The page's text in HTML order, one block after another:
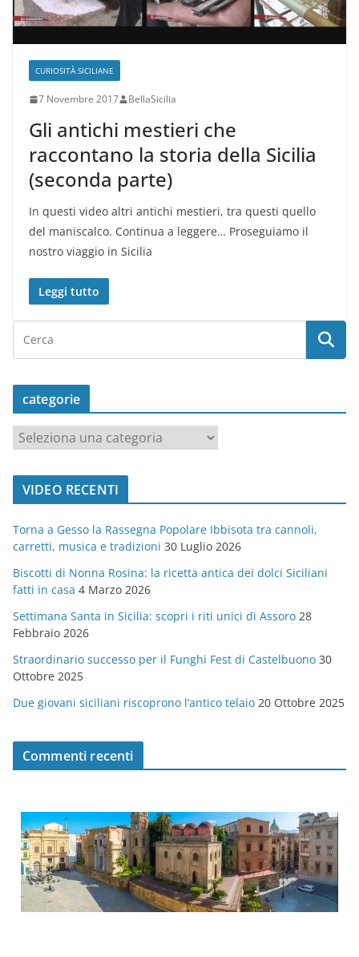
CURIOSITÀ SICILIANE
7 Novembre 2017 BellaSicilia
Gli antichi mestieri che
raccontano la storia della Sicilia
(seconda parte)
In questi video altri antichi mestieri, tra questi quello
del maniscalco. Continua a leggere… Proseguiamo il
nostro viaggio in Sicilia
Leggi tutto
categorie
t
o
r
i
e
VIDEO RECENTI
Torna a Gesso la Rassegna Popolare Ibbisota tra cannoli,
carretti, musica e tradizioni 30 Luglio 2026
Biscotti di Nonna Rosina: la ricetta antica dei dolci Siciliani
fatti in casa 4 Marzo 2026
Settimana Santa in Sicilia: scopri i riti unici di Assoro 28
Febbraio 2026
Straordinario successo per il Funghi Fest di Castelbuono 30
Ottobre 2025
Due giovani siciliani riscoprono l’antico telaio 20 Ottobre 2025
Commenti recenti